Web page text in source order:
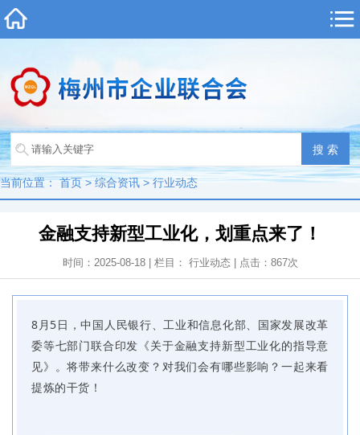
当前位置：首页>综合资讯>行业动态
金融支持新型工业化，划重点来了！
时间：2025-08-18 | 栏目： 行业动态| 点击： 867次
8月5日，中国人民银行、工业和信息化部、国家发展改革
委等七部门联合印发《关于金融支持新型工业化的指导意
见》。将带来什么改变？对我们会有哪些影响？一起来看
提炼的干货！